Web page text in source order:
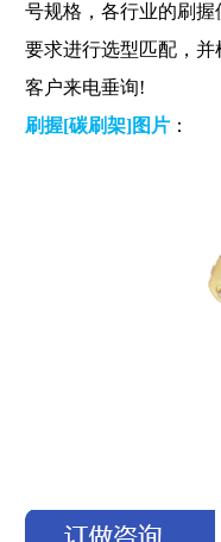
号规格，各行业的刷
要求进行选型匹配，
客户来电垂询!
刷握[碳刷架]图片 ：